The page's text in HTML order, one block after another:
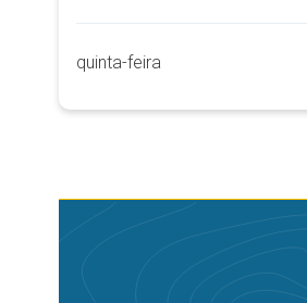
quinta-feira